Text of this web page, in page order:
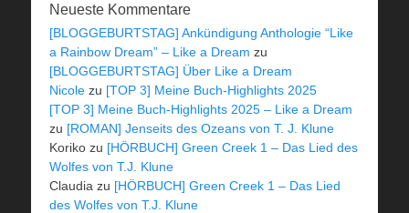
Neueste Kommentare
[BLOGGEBURTSTAG] Ankündigung Anthologie “Like
a Rainbow Dream” – Like a Dream zu
[BLOGGEBURTSTAG] Über Like a Dream
Nicole zu [TOP 3] Meine Buch-Highlights 2025
[TOP 3] Meine Buch-Highlights 2025 – Like a Dream
zu [ROMAN] Jenseits des Ozeans von T. J. Klune
Koriko zu [HÖRBUCH] Green Creek 1 – Das Lied des
Wolfes von T.J. Klune
Claudia zu [HÖRBUCH] Green Creek 1 – Das Lied
des Wolfes von T.J. Klune